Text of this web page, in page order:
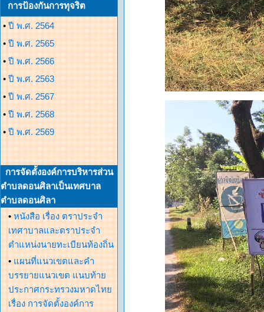
การป้องกันการทุจริต
• ปี พ.ศ. 2564
• ปี พ.ศ. 2565
• ปี พ.ศ. 2566
• ปี พ.ศ. 2563
• ปี พ.ศ. 2567
• ปี พ.ศ. 2568
• ปี พ.ศ. 2569
การจัดตั้งองค์การบริหารส่วน
ตำบลดอนศิลาเป็นเทศบาล
ตำบลดอนศิลา
• หนังสือ เรื่อง ตราประจำ
เทศาบาลและตราประจำ
ตำแหน่งนายทะเบียนท้องถิ่น
• แผนที่แนวเขตและคำ
บรรยายแนวเขต แนบท้าย
ประกาศกระทรวงมหาดไทย
เรื่อง การจัดตั้งองค์การ